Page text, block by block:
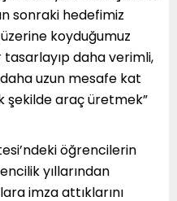
sonraki hedefimiz
koyduğumuz
daha verimli,
uzun mesafe kat
şekilde araç üretmek”
öğrencilerin
yıllarından
imza attıklarını